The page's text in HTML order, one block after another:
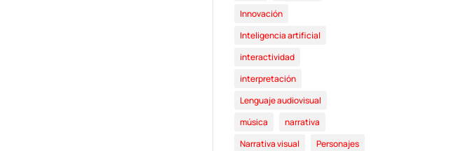
Innovación
Inteligencia artificial
interactividad
interpretación
Lenguaje audiovisual
música
narrativa
Narrativa visual
Personajes